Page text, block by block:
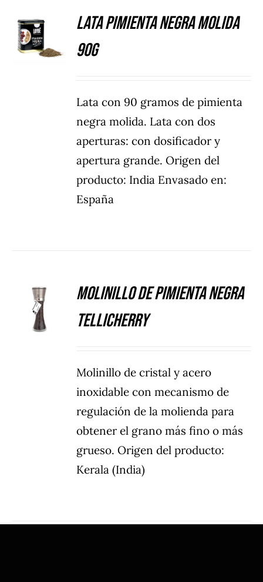
DETALLES
Lata Pimienta negra molida
90g
Lata con 90 gramos de pimienta
negra molida. Lata con dos
aperturas: con dosificador y
apertura grande. Origen del
producto: India Envasado en:
España
DETALLES
Molinillo de Pimienta Negra
Tellicherry
Molinillo de cristal y acero
inoxidable con mecanismo de
regulación de la molienda para
obtener el grano más fino o más
grueso. Origen del producto:
Kerala (India)